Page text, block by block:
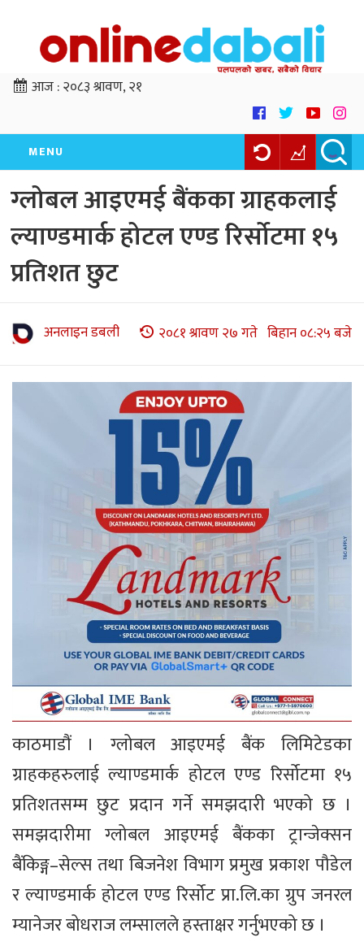
आज :२०८३ श्रावण, २१
MENU
ग्लोबल आइएमई बैंकका ग्राहकलाई
ल्याण्डमार्क होटल एण्ड रिर्सोटमा १५
प्रतिशत छुट
अनलाइन डबली २०८१ श्रावण २७ गते बिहान ०८:२५ बजे
काठमाडौं । ग्लोबल आइएमई बैंक लिमिटेडका
ग्राहकहरुलाई ल्याण्डमार्क होटल एण्ड रिर्सोटमा १५
प्रतिशतसम्म छुट प्रदान गर्ने समझदारी भएको छ ।
समझदारीमा ग्लोबल आइएमई बैंकका ट्रान्जेक्सन
बैंकिङ्ग–सेल्स तथा बिजनेश विभाग प्रमुख प्रकाश पौडेल
र ल्याण्डमार्क होटल एण्ड रिर्सोट प्रा.लि.का ग्रुप जनरल
म्यानेजर बोधराज लम्सालले हस्ताक्षर गर्नुभएको छ ।